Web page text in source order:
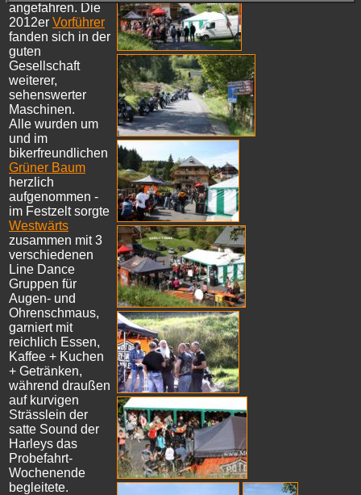
angefahren. Die
2012er Vorführer
fanden sich in der
guten
Gesellschaft
weiterer,
sehenswerter
Maschinen.
Alle wurden um
und im
bikerfreundlichen
Grüner Baum
herzlich
aufgenommen -
im Festzelt sorgte
Westwärts
zusammen mit 3
verschiedenen
Line Dance
Gruppen für
Augen- und
Ohrenschmaus,
garniert mit
reichlich Essen,
Kaffee + Kuchen
+ Getränken,
während draußen
auf kurvigen
Strässlein der
satte Sound der
Harleys das
Probefahrt-
Wochenende
begleitete.